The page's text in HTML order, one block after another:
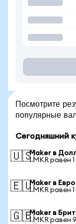
Посмотрите
популярные
Сегодняшний
🇺🇸Maker в
1 MKR равен 1
🇪🇺Maker в Евро
1 MKR равен
🇬🇧Maker в
1 MKR равен